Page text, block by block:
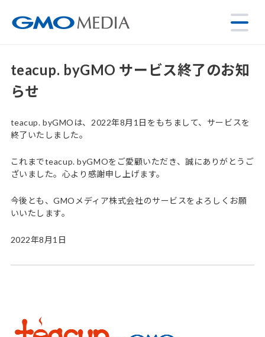
teacup. byGMO サービス終了のお知
らせ
teacup. byGMOは、2022年8月1日をもちまして、サービスを
終了いたしました。
これまでteacup. byGMOをご愛顧いただき、誠にありがとうご
ざいました。心より感謝申し上げます。
今後とも、GMOメディア株式会社のサービスをよろしくお願
いいたします。
2022年8月1日